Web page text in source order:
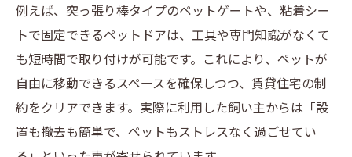
例えば、突っ張り棒タイプのペットゲートや、粘着シー
トで固定できるペットドアは、工具や専門知識がなくて
も短時間で取り付けが可能です。これにより、ペットが
自由に移動できるスペースを確保しつつ、賃貸住宅の制
約をクリアできます。実際に利用した飼い主からは「設
置も撤去も簡単で、ペットもストレスなく過ごせてい